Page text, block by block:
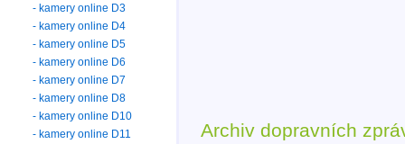
Archiv dopravních
- kamery online D3
- kamery online D4
- kamery online D5
- kamery online D6
- kamery online D7
- kamery online D8
- kamery online D10
- kamery online D11